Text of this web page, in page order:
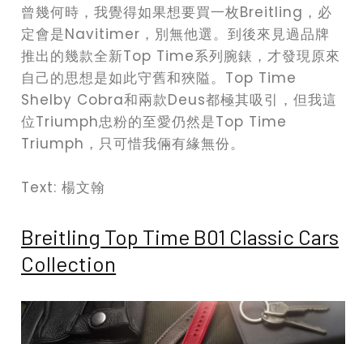
曾幾何時，我覺得如果想要買一枚Breitling，必
定會是Navitimer，別無他選。到後來見過品牌
推出的幾款全新Top Time系列腕錶，才發現原來
自己的思想是如此守舊和狹隘。Top Time
Shelby Cobra和兩款Deus都極其吸引，但我這
位Triumph忠粉的至愛仍然是Top Time
Triumph，只可惜我倆有緣無份。
Text: 楊文翰
Breitling Top Time B01 Classic Cars
Collection